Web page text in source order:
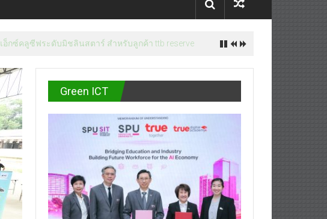
อ็กซ์คลูซีฟระดับมิชลินสตาร์ สำหรับลูกค้า ttb reserve
Green ICT